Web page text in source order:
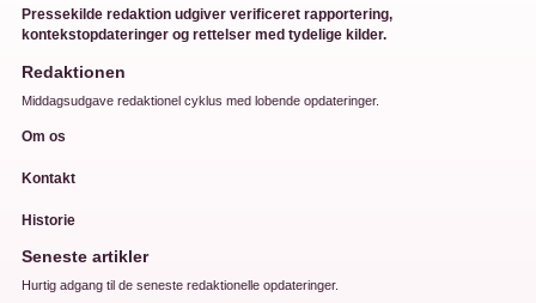
Pressekilde redaktion udgiver verificeret rapportering,
kontekstopdateringer og rettelser med tydelige kilder.
Redaktionen
Middagsudgave redaktionel cyklus med lobende opdateringer.
Om os
Kontakt
Historie
Seneste artikler
Hurtig adgang til de seneste redaktionelle opdateringer.